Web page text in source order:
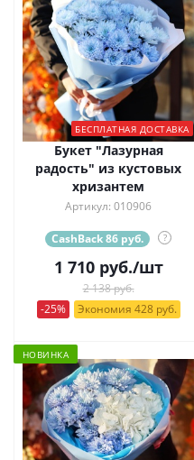
БЕСПЛАТНАЯ ДОСТАВКА
Букет "Лазурная
радость" из кустовых
хризантем
Артикул: 010906
CashBack 86 руб. ?
1 710руб./шт
2 138 руб.
-25%
Экономия 428 руб.
НОВИНКА